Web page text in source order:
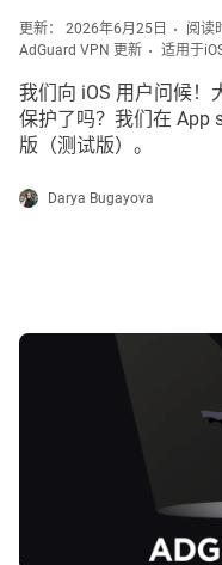
更新： 2026年6月25日 阅读
AdGuard VPN 更新
适用于
我们向 iOS 用户问候！
保护了吗？我们在 App
版（测试版）。
Darya Bugayova